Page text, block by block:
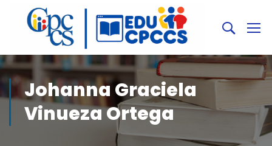
Johanna Graciela
Vinueza Ortega